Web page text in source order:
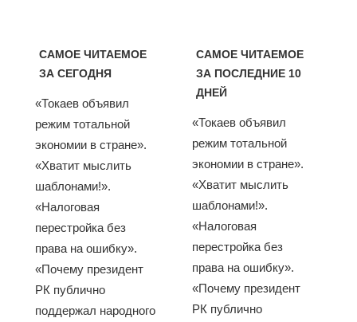
САМОЕ ЧИТАЕМОЕ
ЗА СЕГОДНЯ
«Токаев объявил
режим тотальной
экономии в стране».
«Хватит мыслить
шаблонами!».
«Налоговая
перестройка без
права на ошибку».
«Почему президент
РК публично
поддержал народного
САМОЕ ЧИТАЕМОЕ
ЗА ПОСЛЕДНИЕ 10
ДНЕЙ
«Токаев объявил
режим тотальной
экономии в стране».
«Хватит мыслить
шаблонами!».
«Налоговая
перестройка без
права на ошибку».
«Почему президент
РК публично